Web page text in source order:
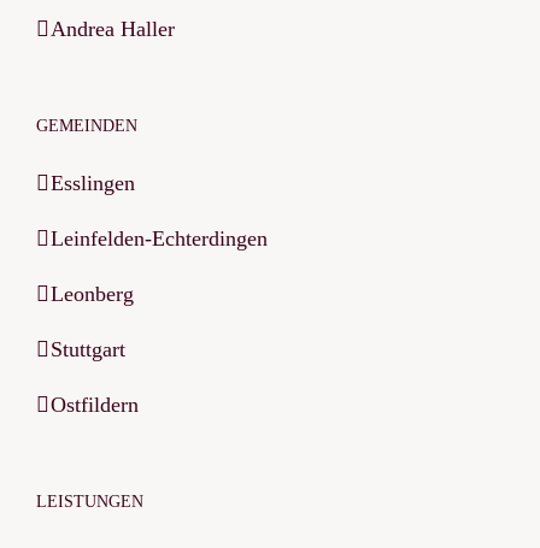
Andrea Haller
GEMEINDEN
Esslingen
Leinfelden-Echterdingen
Leonberg
Stuttgart
Ostfildern
LEISTUNGEN